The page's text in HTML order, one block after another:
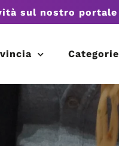
sul nostro portale
Categorie